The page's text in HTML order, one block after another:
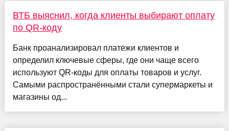
ВТБ выяснил, когда клиенты выбирают оплату
по QR-коду
Банк проанализировал платежи клиентов и
определил ключевые сферы, где они чаще всего
используют QR-коды для оплаты товаров и услуг.
Самыми распространёнными стали супермаркеты и
магазины од...